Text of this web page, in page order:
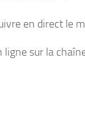
en direct le
sur la